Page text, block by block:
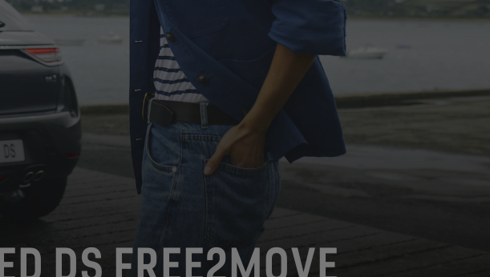
DS FREE2MOVE